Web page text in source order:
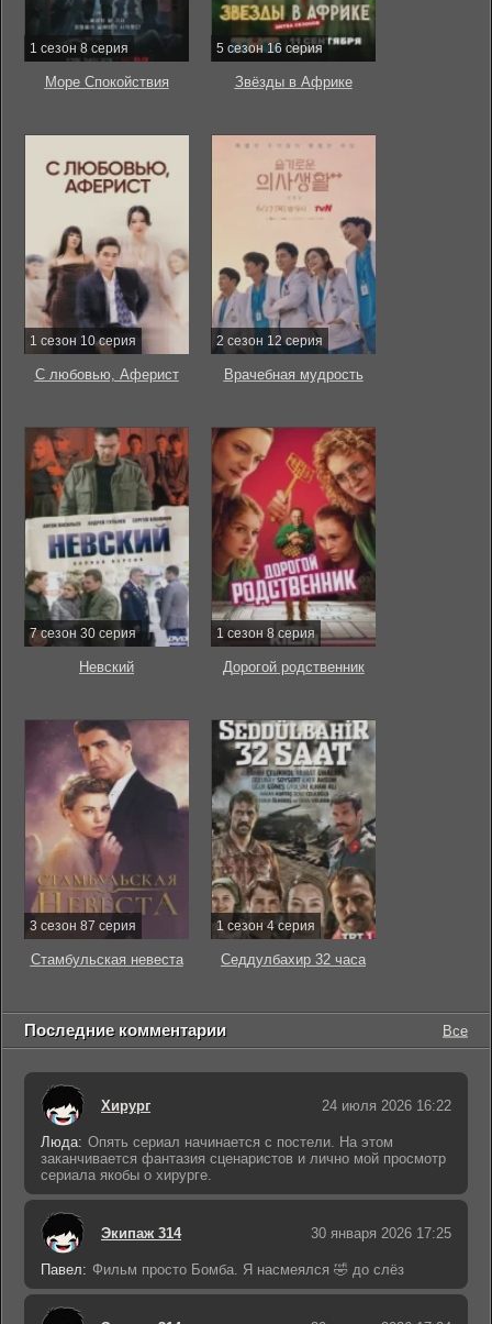
1 сезон 8 серия
Море Спокойствия
5 сезон 16 серия
Звёзды в Африке
1 сезон 10 серия
С любовью, Аферист
2 сезон 12 серия
Врачебная мудрость
7 сезон 30 серия
Невский
1 сезон 8 серия
Дорогой родственник
3 сезон 87 серия
Стамбульская невеста
1 сезон 4 серия
Седдулбахир 32 часа
Последние комментарии Все
Хирург 24 июля 2026 16:22
Люда: Опять сериал начинается с постели. На этом
заканчивается фантазия сценаристов и лично мой просмотр
сериала якобы о хирурге.
Экипаж 314 30 января 2026 17:25
Павел: Фильм просто Бомба. Я насмеялся 🤣 до слёз